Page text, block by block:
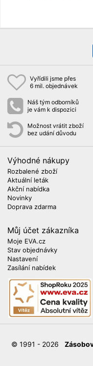
Vyřídili jsme přes
6 mil. objednávek
Náš tým odborníků
je vám k dispozici
Možnost vrátit zboží
bez udání důvodu
Výhodné nákupy
Rozbalené zboží
Aktuální leták
Akční nabídka
Novinky
Doprava zdarma
Můj účet zákazníka
Moje EVA.cz
Stav objednávky
Nastavení
Zasílání nabídek
© 1991 - 2026